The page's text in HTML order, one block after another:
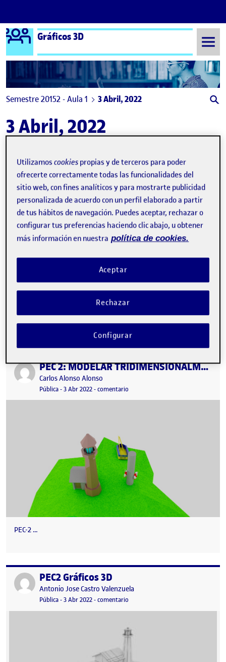
Saltar al contenido
Logo Ágora
Gráficos 3D
Semestre 20152 - Aula 1 3 Abril, 2022
3 Abril, 2022
ISLOTE
Publicado por
Egoitz Michelena de la Torre
Visibilidad:
Pública -Fecha de publicación
3 Abr 20223 abril, 2022 7:03 pm
- comentarioen ISLOTE
Publicado por PEC 2: MODELAR TRIDIMENSIONALMENTE UN DIORAMA SIMPLE
Publicado por
Carlos Alonso Alonso
Visibilidad:
Pública-Fecha de publicación
3 Abr 2022-comentario
PEC-2 …
Publicado porPEC2 Gráficos 3D
Publicado por
Antonio Jose Castro Valenzuela
Visibilidad:
Pública-Fecha de publicación
3 Abr 2022-comentario
Utilizamoscookies propias y de terceros para poder
ofrecerte correctamente todas las funcionalidades del
sitio web, con fines analíticos y para mostrarte publicidad
personalizada de acuerdo con un perfil elaborado a partir
de tus hábitos de navegación. Puedes aceptar, rechazar o
configurar tus preferencias haciendo clic abajo, u obtener
más información en nuestra política de cookies.
Rechazar
Aceptar
Configurar